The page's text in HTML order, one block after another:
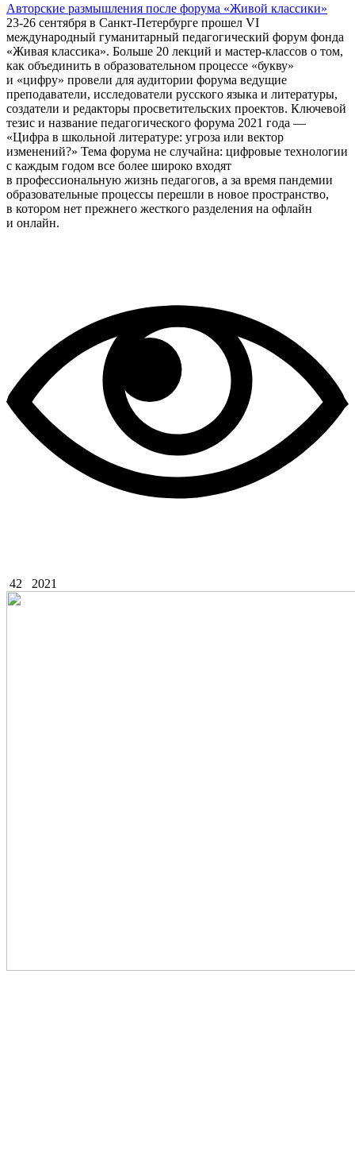
Авторские размышления после форума «Живой классики»
23-26 сентября в Санкт-Петербурге прошел VI
международный гуманитарный педагогический форум фонда
«Живая классика». Больше 20 лекций и мастер-классов о том,
как объединить в образовательном процессе «букву»
и «цифру» провели для аудитории форума ведущие
преподаватели, исследователи русского языка и литературы,
создатели и редакторы просветительских проектов. Ключевой
тезис и название педагогического форума 2021 года —
«Цифра в школьной литературе: угроза или вектор
изменений?» Тема форума не случайна: цифровые технологии
с каждым годом все более широко входят
в профессиональную жизнь педагогов, а за время пандемии
образовательные процессы перешли в новое пространство,
в котором нет прежнего жесткого разделения на офлайн
и онлайн.
42 2021